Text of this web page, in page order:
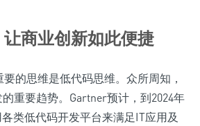
商业创新如此便捷
的思维是低代码思维。众所周知，
重要趋势。Gartner预计，到2024年
类低代码开发平台来满足IT应用及